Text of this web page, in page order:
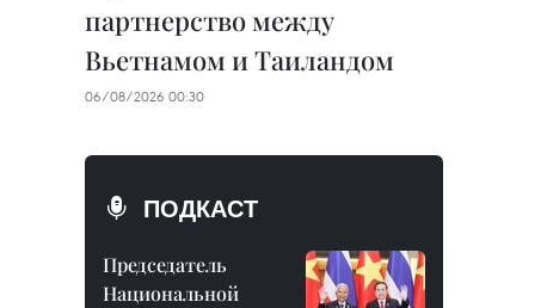
партнерство между
Вьетнамом и Таиландом
06/08/2026 00:30
ПОДКАСТ
Председатель
Национальной